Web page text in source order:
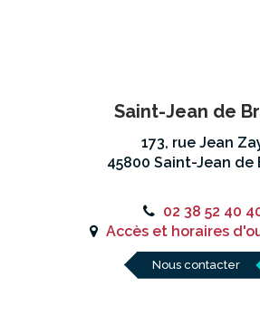
Saint-Jean de
173, rue Jean
45800 Saint-Jean de
02 38 52 40
Accès et horaires
Nous contacter